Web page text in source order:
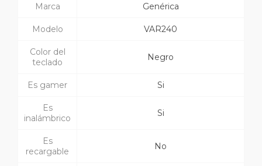
Marca Genérica
Modelo VAR240
Color del
teclado
Negro
Es gamer Si
Es
inalámbrico
Si
Es
recargable
No